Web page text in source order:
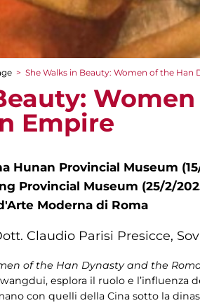
> She Walks in Beauty: Women of the
Empire
Hunan Provincial Museum
Provincial Museum (25/2/
Moderna di Roma
Claudio Parisi Presicce,
of the Han Dynasty and the
esplora il ruolo e
con quelli della Cina sotto la